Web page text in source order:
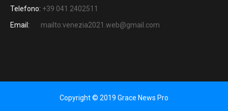
Telefono: +39 041 2402511
Email:
mailto:venezia2021.web@gmail.com
Copyright © 2019 Grace News Pro